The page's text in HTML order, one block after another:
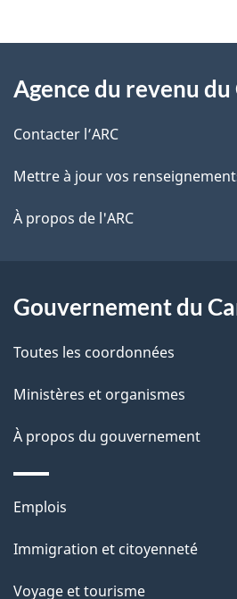
l
s
l
a
a
g
e
o
t
r
e
é
t
a
t
i
n
s
r
c
propos
de
ce
site
Agence du revenu du
Contacter l’ARC
Mettre à jour vos
À propos de l'ARC
Gouvernement du
Toutes les coordonnées
Ministères et organismes
À propos du gouvernement
Thèmes
sujets
Emplois
Immigration et citoyenneté
Voyage et tourisme